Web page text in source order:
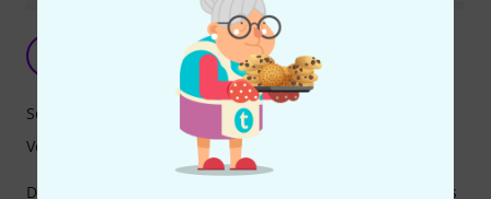
Schlattner 08.08.2011
Das Oriental Crash of Doom hat einen mächtigen sound! Es
Sound
Verarbeitung